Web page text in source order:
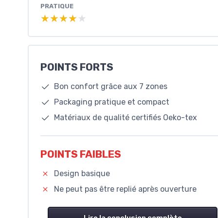
PRATIQUE
★★★★★
★★★★★
POINTS FORTS
Bon confort grâce aux 7 zones
Packaging pratique et compact
Matériaux de qualité certifiés Oeko-tex
POINTS FAIBLES
Design basique
Ne peut pas être replié après ouverture